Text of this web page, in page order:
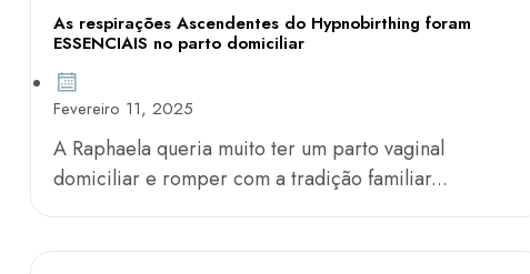
As respirações Ascendentes do Hypnobirthing foram
ESSENCIAIS no parto domiciliar
Fevereiro 11, 2025
A Raphaela queria muito ter um parto vaginal
domiciliar e romper com a tradição familiar...